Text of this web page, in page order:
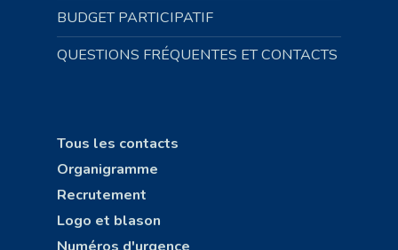
BUDGET PARTICIPATIF
QUESTIONS FRÉQUENTES ET CONTACTS
Tous les contacts
Organigramme
Recrutement
Logo et blason